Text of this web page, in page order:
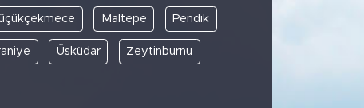
Maltepe Pendik
Üsküdar Zeytinburnu